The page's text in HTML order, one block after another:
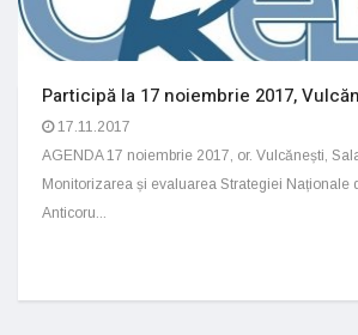
Participă la 17 noiembrie 2017,
17.11.2017
AGENDA 17 noiembrie 2017, or. Vulcănești,
Monitorizarea și evaluarea Strategiei Naționale
Anticoru...